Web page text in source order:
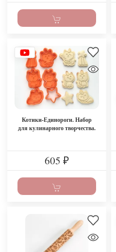
Котики-Единороги. Набор
для кулинарного творчества.
605 ₽